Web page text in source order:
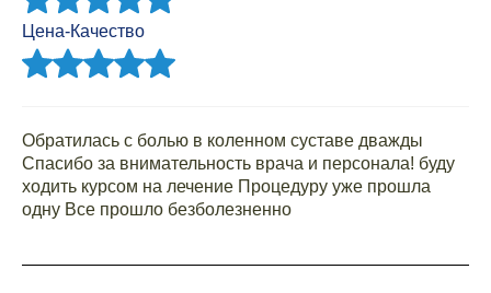
Цена-Качество
Обратилась с болью в коленном суставе дважды
Спасибо за внимательность врача и персонала! буду
ходить курсом на лечение Процедуру уже прошла
одну Все прошло безболезненно